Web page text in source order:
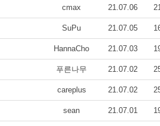
cmax 21.07.06
SuPu 21.07.05
HannaCho 21.07.03
푸른나무 21.07.02
careplus 21.07.02
sean 21.07.01